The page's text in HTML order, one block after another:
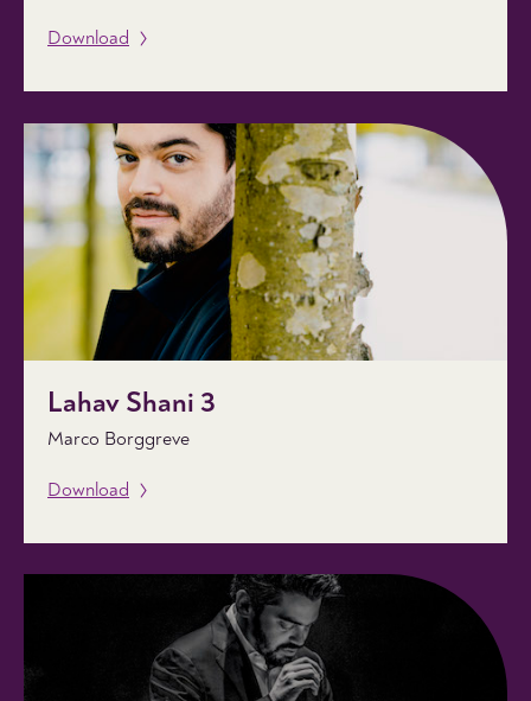
Download
Lahav Shani 3
Marco Borggreve
Download